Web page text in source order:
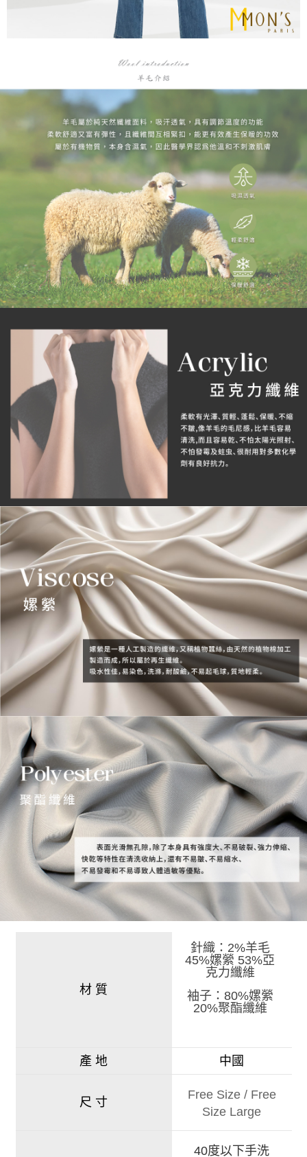
材 質
針織：2%羊毛
45%嫘縈 53%亞
克力纖維
袖子：80%嫘縈
20%聚酯纖維
產 地 中國
尺 寸
Free Size / Free
Size Large
40度以下手洗